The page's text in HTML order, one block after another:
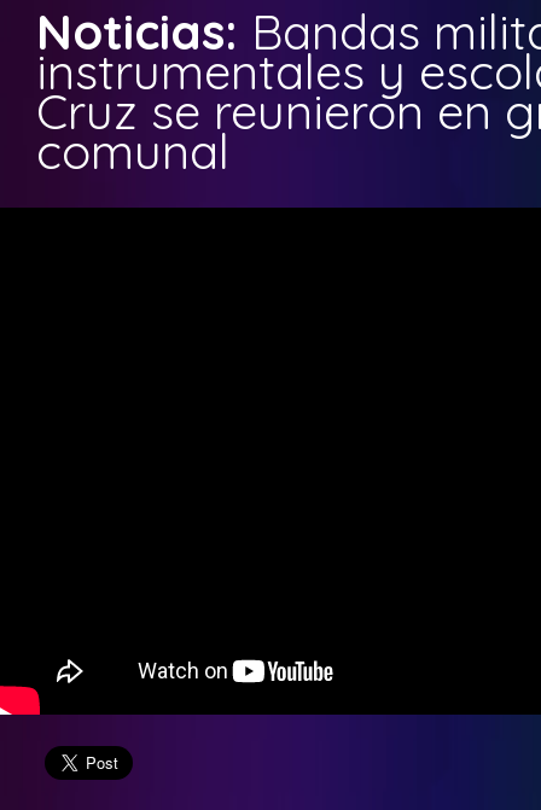
Noticias: Bandas
instrumentales y
Cruz se reunieron en
comunal